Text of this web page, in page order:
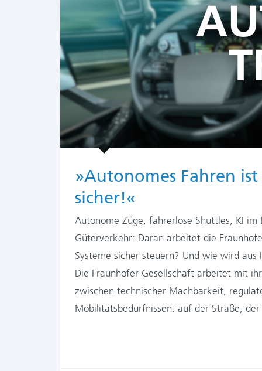
»Autonomes Fahren
sicher!«
Autonome Züge, fahrerlose Shuttles, KI
Güterverkehr: Daran arbeitet die
Systeme sicher steuern? Und wie wird
Die Fraunhofer Gesellschaft arbeitet mit
zwischen technischer Machbarkeit,
Mobilitätsbedürfnissen: auf der Straße,